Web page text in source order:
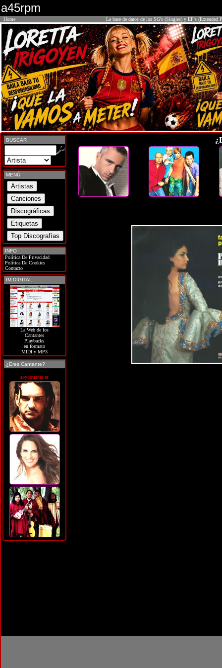
a45rpm
Home La base de datos de los SG's (Singles) y EP's (Extended
BUSCAR
MENÚ
INFO
Política De Privacidad
Política De Cookies
Contacto
IM DIGITAL
La Web de los
Cantantes
Playbacks
en formato
MIDI y MP3
¿Eres Cantante?
soycantante.es